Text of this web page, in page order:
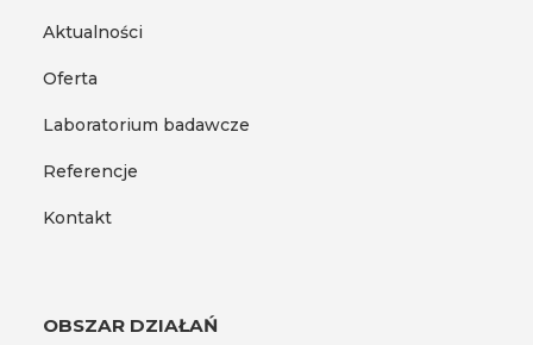
Aktualności
Oferta
Laboratorium badawcze
Referencje
Kontakt
OBSZAR DZIAŁAŃ